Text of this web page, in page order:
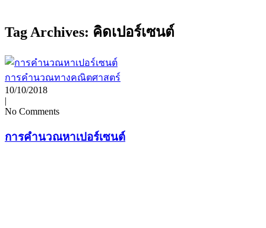
Tag Archives: คิดเปอร์เซนต์
การคำนวณทางคณิตศาสตร์
10/10/2018
|
No Comments
การคำนวณหาเปอร์เซนต์